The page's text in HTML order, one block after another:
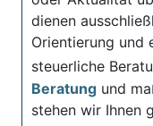
dienen
Orientierung und
steuerliche
Beratung und
stehen wir Ihnen